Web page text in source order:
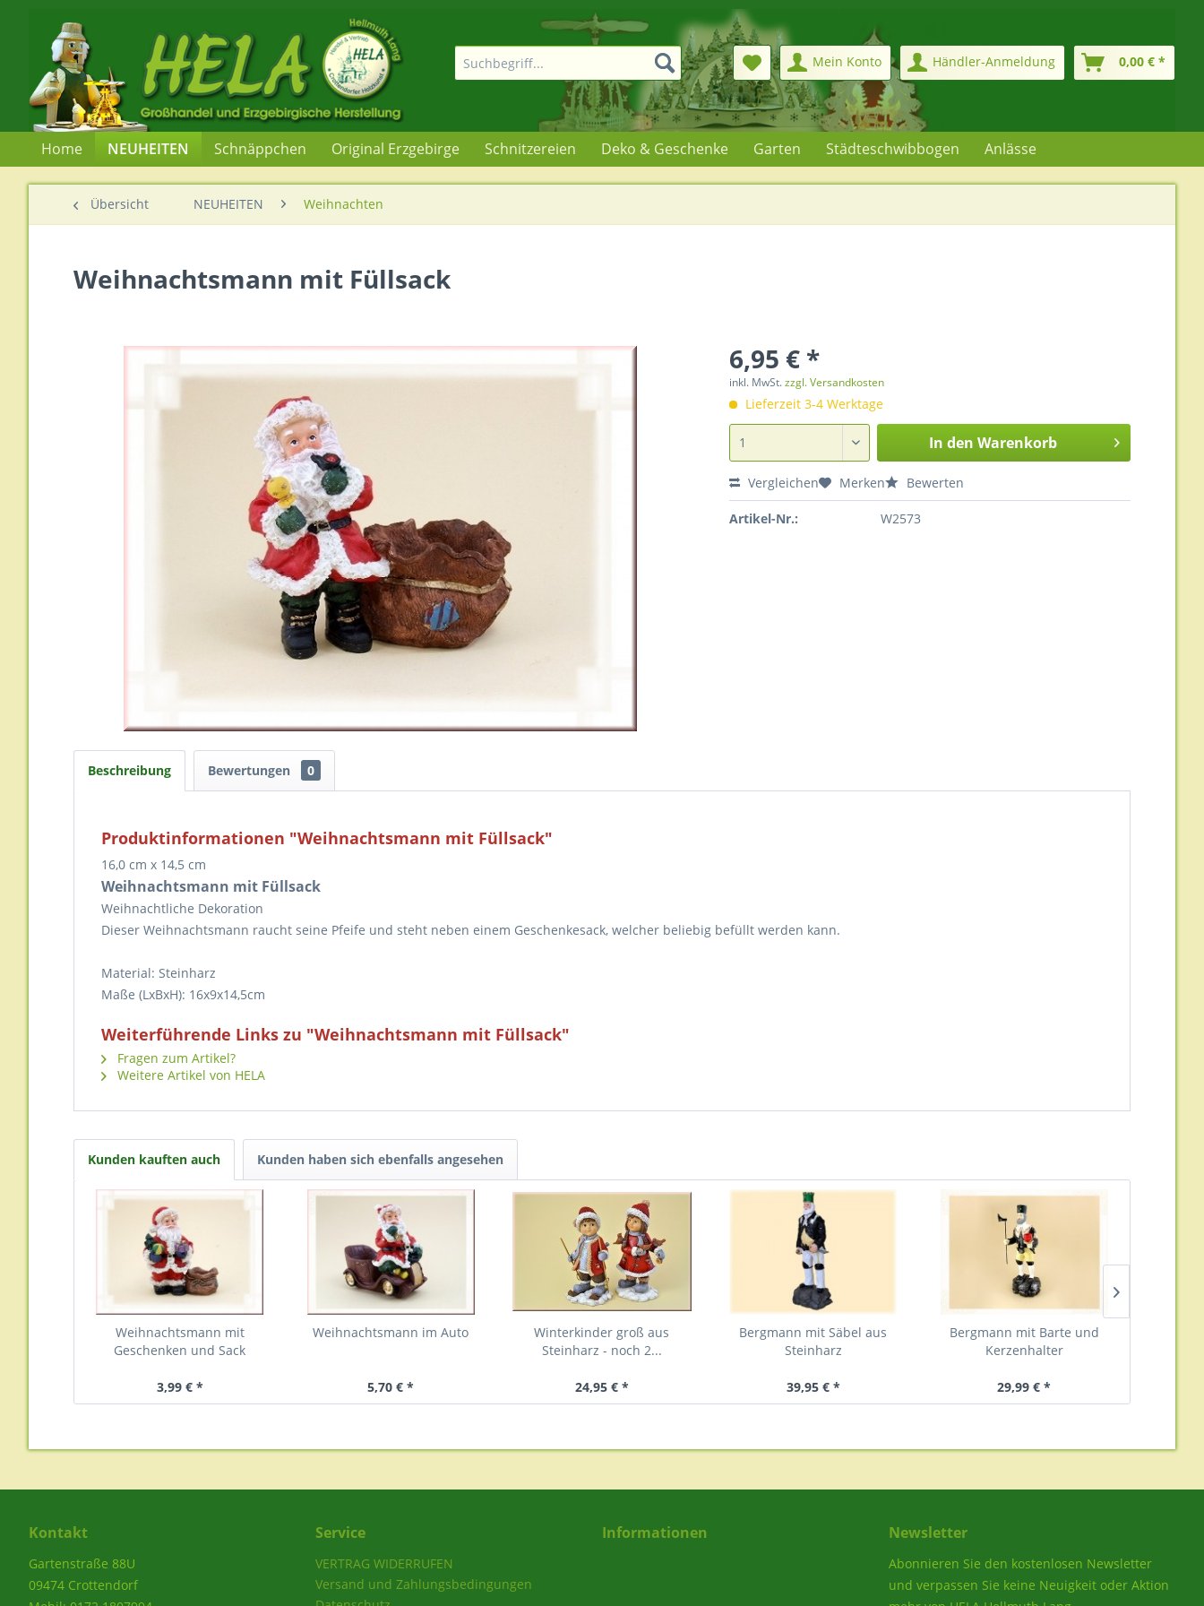
Mein Konto Händler-Anmeldung 0,00 € *
Home NEUHEITEN Schnäppchen Original Erzgebirge Schnitzereien Deko & Geschenke Garten Städteschwibbogen Anlässe
Übersicht NEUHEITEN Weihnachten
Weihnachtsmann mit Füllsack
6,95 € *
inkl. MwSt.zzgl. Versandkosten
Lieferzeit 3-4 Werktage
In den Warenkorb
Vergleichen Merken Bewerten
Artikel-Nr.: W2573
Beschreibung Bewertungen 0
Produktinformationen "Weihnachtsmann mit Füllsack"
16,0 cm x 14,5 cm
Weihnachtsmann mit Füllsack
Weihnachtliche Dekoration
Dieser Weihnachtsmann raucht seine Pfeife und steht neben einem Geschenkesack, welcher beliebig befüllt werden kann.
Material: Steinharz
Maße (LxBxH): 16x9x14,5cm
Weiterführende Links zu "Weihnachtsmann mit Füllsack"
Fragen zum Artikel?
Weitere Artikel von HELA
Kunden kauften auch Kunden haben sich ebenfalls angesehen
Weihnachtsmann mit
Geschenken und Sack
3,99 € *
Weihnachtsmann im Auto
5,70 € *
Winterkinder groß aus
Steinharz - noch 2...
24,95 € *
Bergmann mit Säbel aus
Steinharz
39,95 € *
Bergmann mit Barte und
Kerzenhalter
29,99 € *
Kontakt
Gartenstraße 88U
09474 Crottendorf
Service
VERTRAG WIDERRUFEN
Versand und Zahlungsbedingungen
Informationen Newsletter
Abonnieren Sie den kostenlosen Newsletter
und verpassen Sie keine Neuigkeit oder Aktion